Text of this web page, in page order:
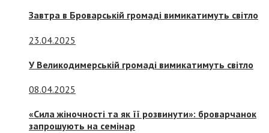
Завтра в Броварській громаді вимикатимуть світло
23.04.2025
У Великодимерській громаді вимикатимуть світло
08.04.2025
«Сила жіночності та як її розвинути»: броварчанок
запрошують на семінар